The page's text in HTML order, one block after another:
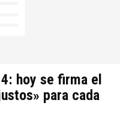
hoy se firma el
para cada